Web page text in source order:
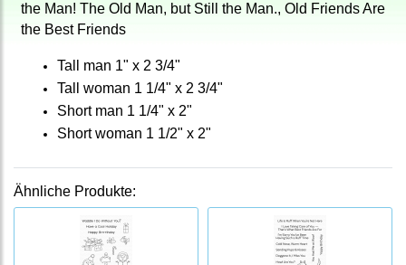
the Man! The Old Man, but Still the Man., Old Friends Are
the Best Friends
Tall man 1" x 2 3/4"
Tall woman 1 1/4" x 2 3/4"
Short man 1 1/4" x 2"
Short woman 1 1/2" x 2"
Ähnliche Produkte: